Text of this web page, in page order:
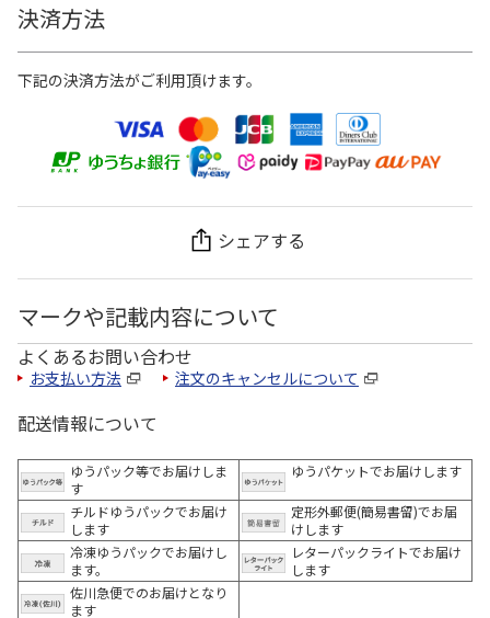
決済方法
下記の決済方法がご利用頂けます。
シェアする
マークや記載内容について
よくあるお問い合わせ
お支払い方法 注文のキャンセルについて
配送情報について
ゆうパック等でお届けしま
す
ゆうパケットでお届けします
チルドゆうパックでお届け
します
定形外郵便(簡易書留)でお届
けします
冷凍ゆうパックでお届けし
ます。
レターパックライトでお届け
します
佐川急便でのお届けとなり
ます